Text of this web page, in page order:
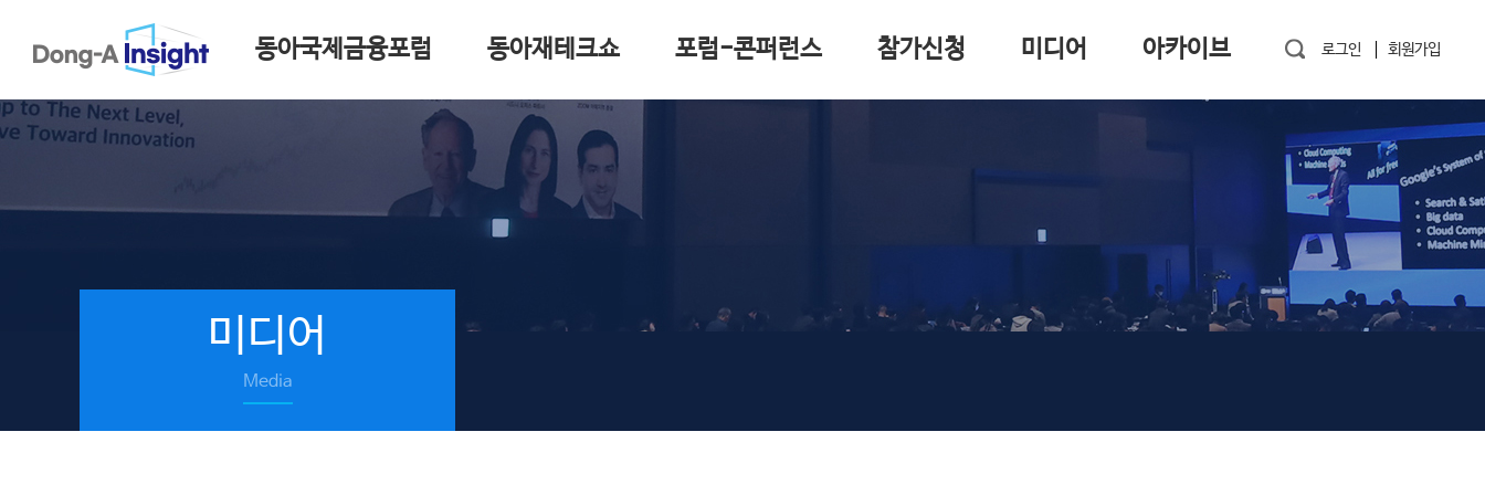
동아국제금융포럼 동아재테크쇼 포럼-콘퍼런스 참가신청 미디어 아카이브 로그인 회원가입
미디어
Media